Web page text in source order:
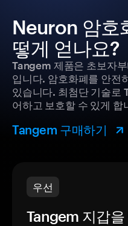
Neuron 암호
떻게 얻나요?
Tangem 제품은 초보자
입니다. 암호화폐를 안전
있습니다. 최첨단 기술로
어하고 보호할 수 있게 합
Tangem 구매하기
우선
Tangem 지갑을